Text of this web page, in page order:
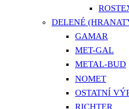
DELENÉ
GAMAR
MET-GAL
METAL-BUD
NOMET
OSTATNÍ
RICHTER